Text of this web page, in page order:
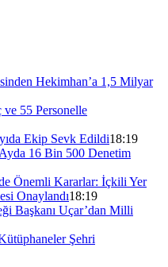
Hekimhan’a 1,5 Milyar
ve 55 Personelle
Ekip Sevk Edildi18:19
16 Bin 500 Denetim
Önemli Kararlar: İçkili Yer
Onaylandı18:19
Başkanı Uçar’dan Milli
Şehri